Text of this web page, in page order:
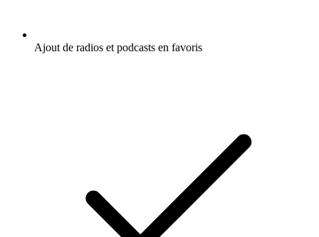
Ajout de radios et podcasts en favoris